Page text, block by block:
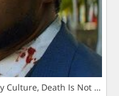
Culture, Death Is Not The